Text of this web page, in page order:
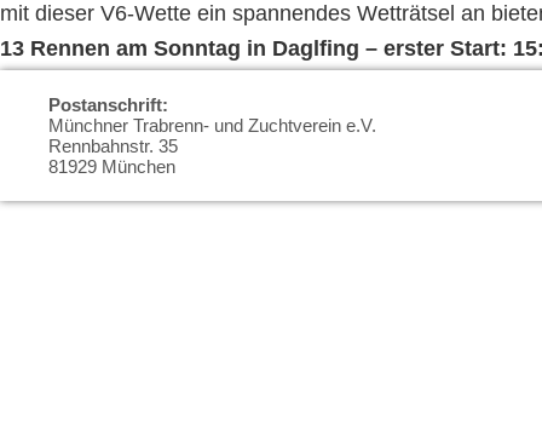
mit dieser V6-Wette ein spannendes Wetträtsel an
13 Rennen am Sonntag in Daglfing – erster Start:
Postanschrift:
Münchner Trabrenn- und Zuchtverein e.V.
Rennbahnstr. 35
81929 München